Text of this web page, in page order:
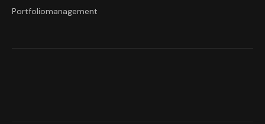
Portfoliomanagement